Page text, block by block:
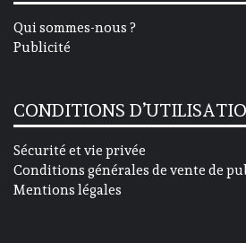
Qui sommes-nous ?
Publicité
CONDITIONS
Sécurité et vie privée
Conditions générales de vente de
Mentions légales